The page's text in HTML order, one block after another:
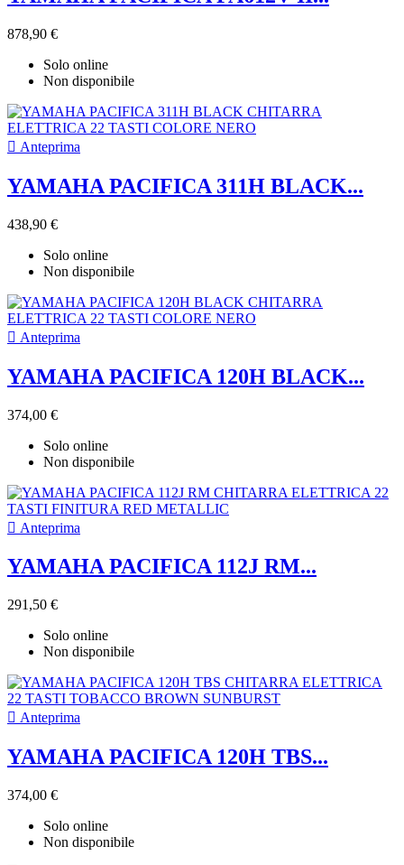
878,90 €
Solo online
Non disponibile
 Anteprima
YAMAHA PACIFICA 311H BLACK...
438,90 €
Solo online
Non disponibile
 Anteprima
YAMAHA PACIFICA 120H BLACK...
374,00 €
Solo online
Non disponibile
 Anteprima
YAMAHA PACIFICA 112J RM...
291,50 €
Solo online
Non disponibile
 Anteprima
YAMAHA PACIFICA 120H TBS...
374,00 €
Solo online
Non disponibile